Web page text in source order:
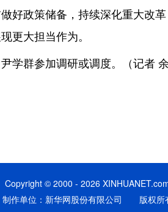
好政策储备，持续深化重大改
更大担当作为。
群参加调研或调度。（记者 余
Copyright © 2000 - 2026
制作单位：新华网股份有限公司 版权所